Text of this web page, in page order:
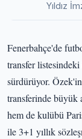
Yıldız
Fenerbahçe'de
transfer listesindeki
sürdürüyor.
transferinde büyük
hem de kulübü
ile 3+1 yıllık